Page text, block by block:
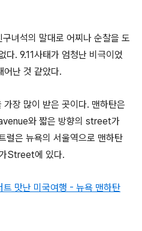
녀석의 말대로 어찌나 순찰을 도
다. 9.11사태가 엄청난 비극이었
어난 것 같았다.
장 많이 받은 곳이다. 맨하탄은
와 짧은 방향의 street가
럴은 뉴욕의 서울역으로 맨하탄
Street에 있다.
맛난 미국여행 - 뉴욕 맨하탄